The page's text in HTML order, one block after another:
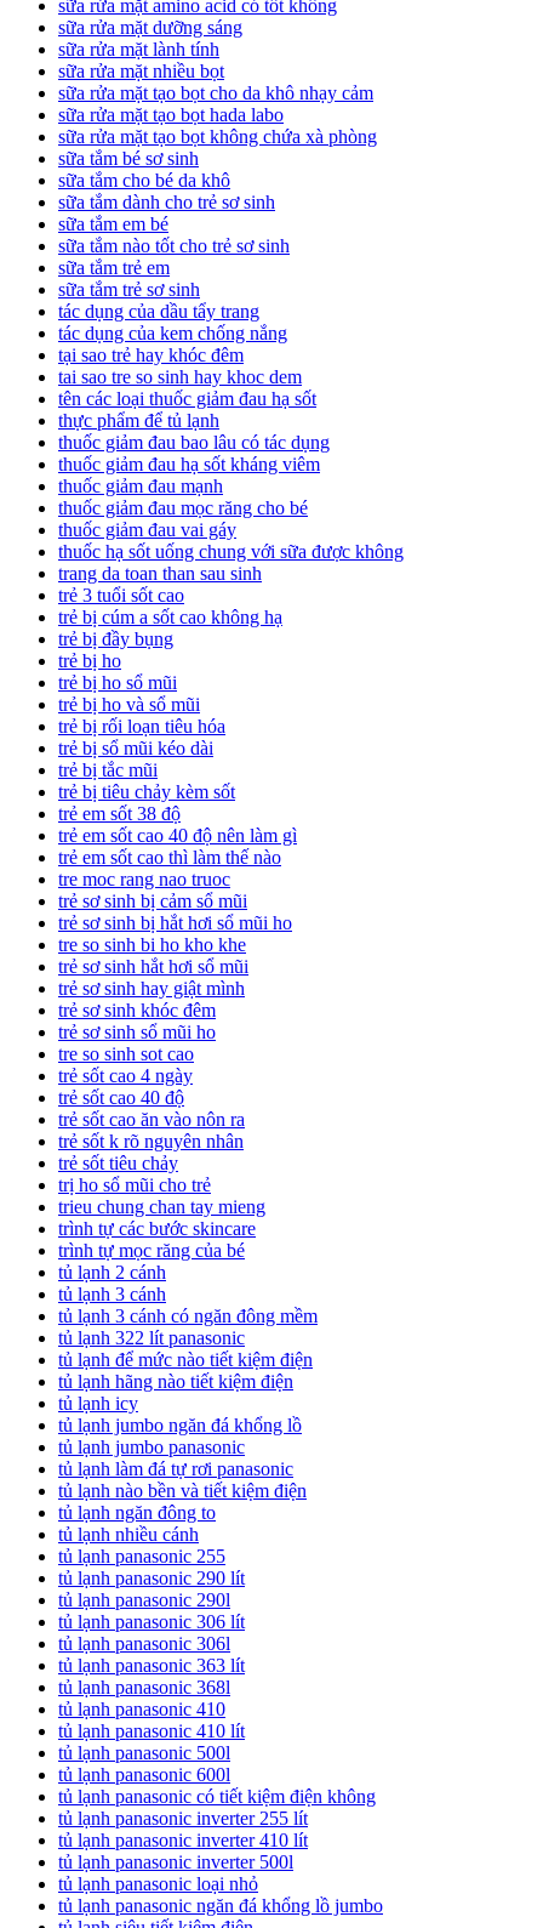
sữa rửa mặt amino acid có tốt không
sữa rửa mặt dưỡng sáng
sữa rửa mặt lành tính
sữa rửa mặt nhiều bọt
sữa rửa mặt tạo bọt cho da khô nhạy cảm
sữa rửa mặt tạo bọt hada labo
sữa rửa mặt tạo bọt không chứa xà phòng
sữa tắm bé sơ sinh
sữa tắm cho bé da khô
sữa tắm dành cho trẻ sơ sinh
sữa tắm em bé
sữa tắm nào tốt cho trẻ sơ sinh
sữa tắm trẻ em
sữa tắm trẻ sơ sinh
tác dụng của dầu tẩy trang
tác dụng của kem chống nắng
tại sao trẻ hay khóc đêm
tai sao tre so sinh hay khoc dem
tên các loại thuốc giảm đau hạ sốt
thực phẩm để tủ lạnh
thuốc giảm đau bao lâu có tác dụng
thuốc giảm đau hạ sốt kháng viêm
thuốc giảm đau mạnh
thuốc giảm đau mọc răng cho bé
thuốc giảm đau vai gáy
thuốc hạ sốt uống chung với sữa được không
trang da toan than sau sinh
trẻ 3 tuổi sốt cao
trẻ bị cúm a sốt cao không hạ
trẻ bị đầy bụng
trẻ bị ho
trẻ bị ho sổ mũi
trẻ bị ho và sổ mũi
trẻ bị rối loạn tiêu hóa
trẻ bị sổ mũi kéo dài
trẻ bị tắc mũi
trẻ bị tiêu chảy kèm sốt
trẻ em sốt 38 độ
trẻ em sốt cao 40 độ nên làm gì
trẻ em sốt cao thì làm thế nào
tre moc rang nao truoc
trẻ sơ sinh bị cảm sổ mũi
trẻ sơ sinh bị hắt hơi sổ mũi ho
tre so sinh bi ho kho khe
trẻ sơ sinh hắt hơi sổ mũi
trẻ sơ sinh hay giật mình
trẻ sơ sinh khóc đêm
trẻ sơ sinh sổ mũi ho
tre so sinh sot cao
trẻ sốt cao 4 ngày
trẻ sốt cao 40 độ
trẻ sốt cao ăn vào nôn ra
trẻ sốt k rõ nguyên nhân
trẻ sốt tiêu chảy
trị ho sổ mũi cho trẻ
trieu chung chan tay mieng
trình tự các bước skincare
trình tự mọc răng của bé
tủ lạnh 2 cánh
tủ lạnh 3 cánh
tủ lạnh 3 cánh có ngăn đông mềm
tủ lạnh 322 lít panasonic
tủ lạnh để mức nào tiết kiệm điện
tủ lạnh hãng nào tiết kiệm điện
tủ lạnh icy
tủ lạnh jumbo ngăn đá khổng lồ
tủ lạnh jumbo panasonic
tủ lạnh làm đá tự rơi panasonic
tủ lạnh nào bền và tiết kiệm điện
tủ lạnh ngăn đông to
tủ lạnh nhiều cánh
tủ lạnh panasonic 255
tủ lạnh panasonic 290 lít
tủ lạnh panasonic 290l
tủ lạnh panasonic 306 lít
tủ lạnh panasonic 306l
tủ lạnh panasonic 363 lít
tủ lạnh panasonic 368l
tủ lạnh panasonic 410
tủ lạnh panasonic 410 lít
tủ lạnh panasonic 500l
tủ lạnh panasonic 600l
tủ lạnh panasonic có tiết kiệm điện không
tủ lạnh panasonic inverter 255 lít
tủ lạnh panasonic inverter 410 lít
tủ lạnh panasonic inverter 500l
tủ lạnh panasonic loại nhỏ
tủ lạnh panasonic ngăn đá khổng lồ jumbo